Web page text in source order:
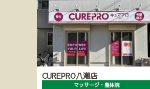
CUREPRO八潮店
マッサージ・整体院